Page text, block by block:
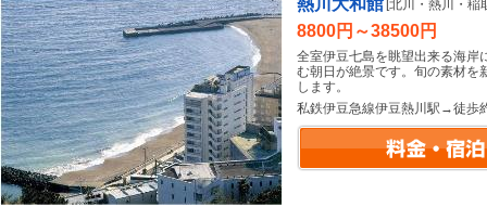
熱川大和館 [北川・熱川・稲
8800円～38500円
全室伊豆七島を眺望出来る海岸
む朝日が絶景です。旬の素材を
します。
私鉄伊豆急線伊豆熱川駅→徒歩